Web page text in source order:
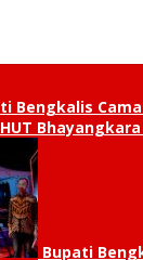
Bengkalis
Bupati